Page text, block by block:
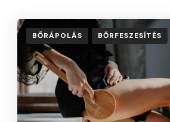
BŐRÁPOLÁS BŐRFESZESÍTÉS